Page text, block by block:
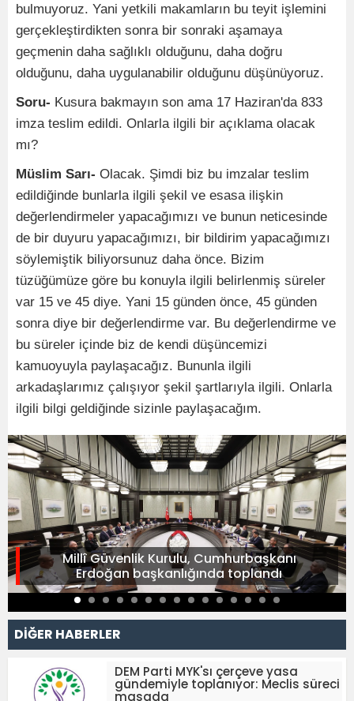
bulmuyoruz. Yani yetkili makamların bu teyit işlemini
gerçekleştirdikten sonra bir sonraki aşamaya
geçmenin daha sağlıklı olduğunu, daha doğru
olduğunu, daha uygulanabilir olduğunu düşünüyoruz.
Soru- Kusura bakmayın son ama 17 Haziran'da 833
imza teslim edildi. Onlarla ilgili bir açıklama olacak
mı?
Müslim Sarı- Olacak. Şimdi biz bu imzalar teslim
edildiğinde bunlarla ilgili şekil ve esasa ilişkin
değerlendirmeler yapacağımızı ve bunun neticesinde
de bir duyuru yapacağımızı, bir bildirim yapacağımızı
söylemiştik biliyorsunuz daha önce. Bizim
tüzüğümüze göre bu konuyla ilgili belirlenmiş süreler
var 15 ve 45 diye. Yani 15 günden önce, 45 günden
sonra diye bir değerlendirme var. Bu değerlendirme ve
bu süreler içinde biz de kendi düşüncemizi
kamuoyuyla paylaşacağız. Bununla ilgili
arkadaşlarımız çalışıyor şekil şartlarıyla ilgili. Onlarla
ilgili bilgi geldiğinde sizinle paylaşacağım.
Millî Güvenlik Kurulu, Cumhurbaşkanı
Erdoğan başkanlığında toplandı
DİĞER HABERLER
DEM Parti MYK'sı çerçeve yasa
gündemiyle toplanıyor: Meclis süreci
masada